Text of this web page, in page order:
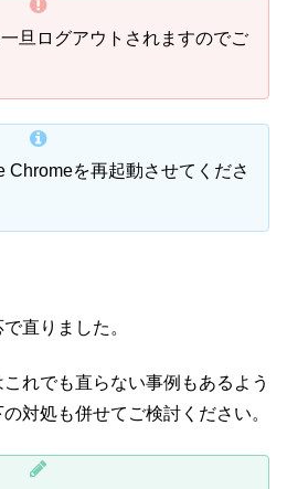
旦ログアウトされますのでご
Chromeを再起動させてくださ
直りました。
れでも直らない事例もあるよう
対処も併せてご検討ください。